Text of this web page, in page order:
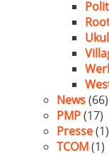
News(66)
PMP(17)
Presse(1)
TCOM(1)